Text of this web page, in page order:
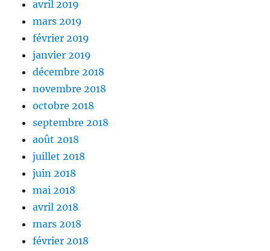
avril 2019
mars 2019
février 2019
janvier 2019
décembre 2018
novembre 2018
octobre 2018
septembre 2018
août 2018
juillet 2018
juin 2018
mai 2018
avril 2018
mars 2018
février 2018